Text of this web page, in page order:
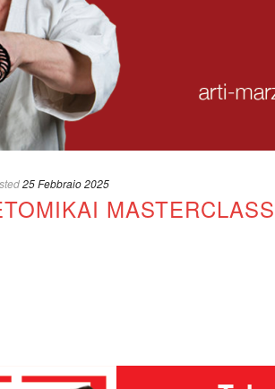
25 Febbraio 2025
MASTERCLASS